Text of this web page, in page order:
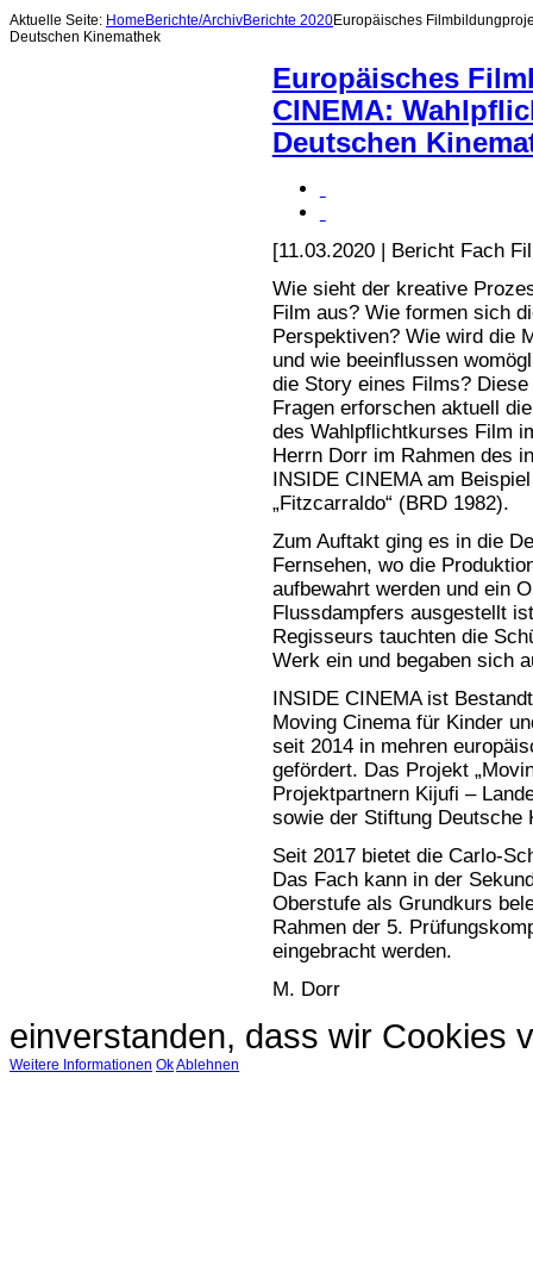
Aktuelle Seite: Home Berichte/ArchivBerichte 2020Europäisches
Deutschen Kinemathek
Europäisches
CINEMA:
Deutschen
[11.03.2020 | Bericht Fach
Wie sieht der kreative
Film aus? Wie formen sich
Perspektiven? Wie wird die
und wie beeinflussen
die Story eines Films? Diese
Fragen erforschen aktuell
des Wahlpflichtkurses Film
Herrn Dorr im Rahmen des
INSIDE CINEMA am
„Fitzcarraldo“ (BRD 1982).
Zum Auftakt ging es in die
Fernsehen, wo die
aufbewahrt werden und ein
Flussdampfers ausgestellt
Regisseurs tauchten die
Werk ein und begaben sich
INSIDE CINEMA ist
Moving Cinema für Kinder
seit 2014 in mehren
gefördert. Das Projekt
Projektpartnern Kijufi –
sowie der Stiftung Deutsche
Seit 2017 bietet die Carlo-
Das Fach kann in der
Oberstufe als Grundkurs
Rahmen der 5.
eingebracht werden.
M. Dorr
einverstanden, dass wir Cookies
Weitere Informationen OkAblehnen